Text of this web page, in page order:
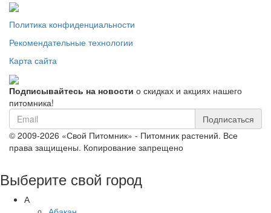
Политика конфиденциальности
Рекомендательные технологии
Карта сайта
Подписывайтесь на новости о скидках и акциях нашего
питомника!
Подписаться
© 2009-2026 «Свой Питомник» - Питомник растений. Все
права защищены. Копирование запрещено
Выберите свой город
А